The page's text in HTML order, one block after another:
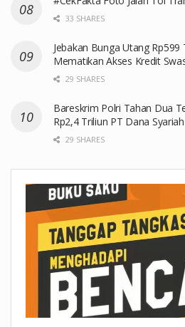
33 SHARES
Jebakan Bunga Utang Rp599
Mematikan Akses Kredit
29 SHARES
Bareskrim Polri Tahan Dua
Rp2,4 Triliun PT Dana
29 SHARES